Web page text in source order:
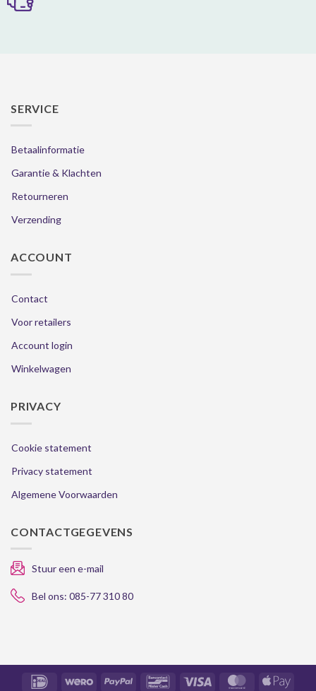
SERVICE
Betaalinformatie
Garantie & Klachten
Retourneren
Verzending
ACCOUNT
Contact
Voor retailers
Account login
Winkelwagen
PRIVACY
Cookie statement
Privacy statement
Algemene Voorwaarden
CONTACTGEGEVENS
Stuur een e-mail
Bel ons: 085-77 310 80